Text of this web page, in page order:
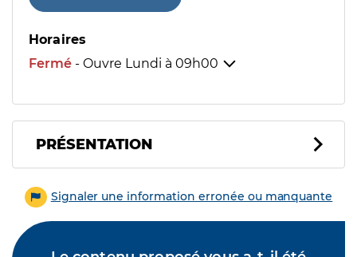
Horaires
Fermé - Ouvre Lundi à 09h00
PRÉSENTATION
Signaler une information erronée ou manquante